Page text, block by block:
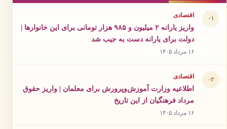
۰۱ اقتصادی
واریز یارانه ۲ میلیون و ۹۸۵ هزار تومانی برای این خانوارها |
دولت برای یارانه دست به جیب شد
۱۶ مرداد ۱۴۰۵
۰۲ اقتصادی
اطلاعیه وزارت آموزش‌وپرورش برای معلمان | واریز حقوق
مرداد فرهنگیان از این تاریخ
۱۶ مرداد ۱۴۰۵